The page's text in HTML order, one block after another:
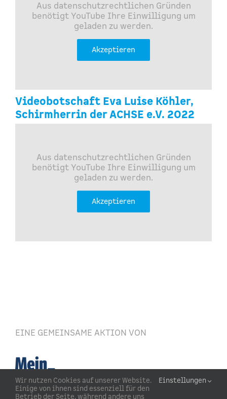
Aus datenschutzrechtlichen Gründen
benötigt YouTube Ihre Einwilligung um
geladen zu werden.
Akzeptieren
Videobotschaft Eva Luise Köhler,
Schirmherrin der ACHSE e.V. 2022
Aus datenschutzrechtlichen Gründen
benötigt YouTube Ihre Einwilligung um
geladen zu werden.
Akzeptieren
EINE GEMEINSAME AKTION VON
Wir nutzen Cookies auf unserer Website.
Einige von ihnen sind essenziell für den
Betrieb der Seite, während andere uns
Einstellungen